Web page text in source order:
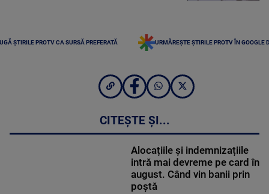
ȘTIRILE PROTV CA SURSĂ PREFERATĂ URMĂREȘTE ȘTIRILE PROTV ÎN GOOGLE
CITEȘTE ȘI...
Alocațiile și indemnizațiile
intră mai devreme pe card în
august. Când vin banii prin
poștă